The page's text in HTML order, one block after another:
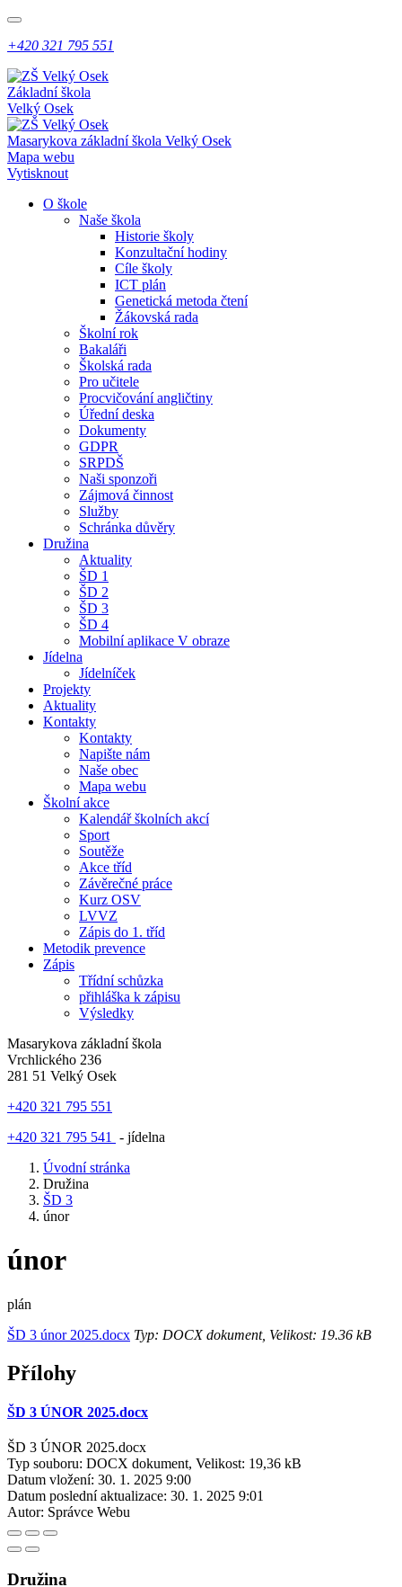
+420 321 795 551
Základní škola
Velký Osek
Masarykova základní škola Velký Osek
Mapa webu
Vytisknout
O škole
Naše škola
Historie školy
Konzultační hodiny
Cíle školy
ICT plán
Genetická metoda čtení
Žákovská rada
Školní rok
Bakaláři
Školská rada
Pro učitele
Procvičování angličtiny
Úřední deska
Dokumenty
GDPR
SRPDŠ
Naši sponzoři
Zájmová činnost
Služby
Schránka důvěry
Družina
Aktuality
ŠD 1
ŠD 2
ŠD 3
ŠD 4
Mobilní aplikace V obraze
Jídelna
Jídelníček
Projekty
Aktuality
Kontakty
Kontakty
Napište nám
Naše obec
Mapa webu
Školní akce
Kalendář školních akcí
Sport
Soutěže
Akce tříd
Závěrečné práce
Kurz OSV
LVVZ
Zápis do 1. tříd
Metodik prevence
Zápis
Třídní schůzka
přihláška k zápisu
Výsledky
Masarykova základní škola
Vrchlického 236
281 51 Velký Osek
+420 321 795 551
+420 321 795 541
- jídelna
Úvodní stránka
Družina
ŠD 3
únor
únor
plán
ŠD 3 únor 2025.docx Typ: DOCX dokument, Velikost: 19.36 kB
Přílohy
ŠD 3 ÚNOR 2025.docx
ŠD 3 ÚNOR 2025.docx
Typ souboru: DOCX dokument, Velikost: 19,36 kB
Datum vložení: 30. 1. 2025 9:00
Datum poslední aktualizace: 30. 1. 2025 9:01
Autor: Správce Webu
Družina